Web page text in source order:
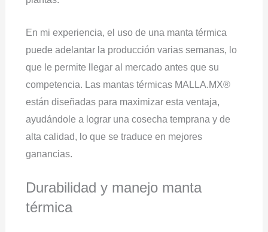
En mi experiencia, el uso de una manta térmica
puede adelantar la producción varias semanas, lo
que le permite llegar al mercado antes que su
competencia. Las mantas térmicas MALLA.MX®
están diseñadas para maximizar esta ventaja,
ayudándole a lograr una cosecha temprana y de
alta calidad, lo que se traduce en mejores
ganancias.
Durabilidad y manejo manta
térmica